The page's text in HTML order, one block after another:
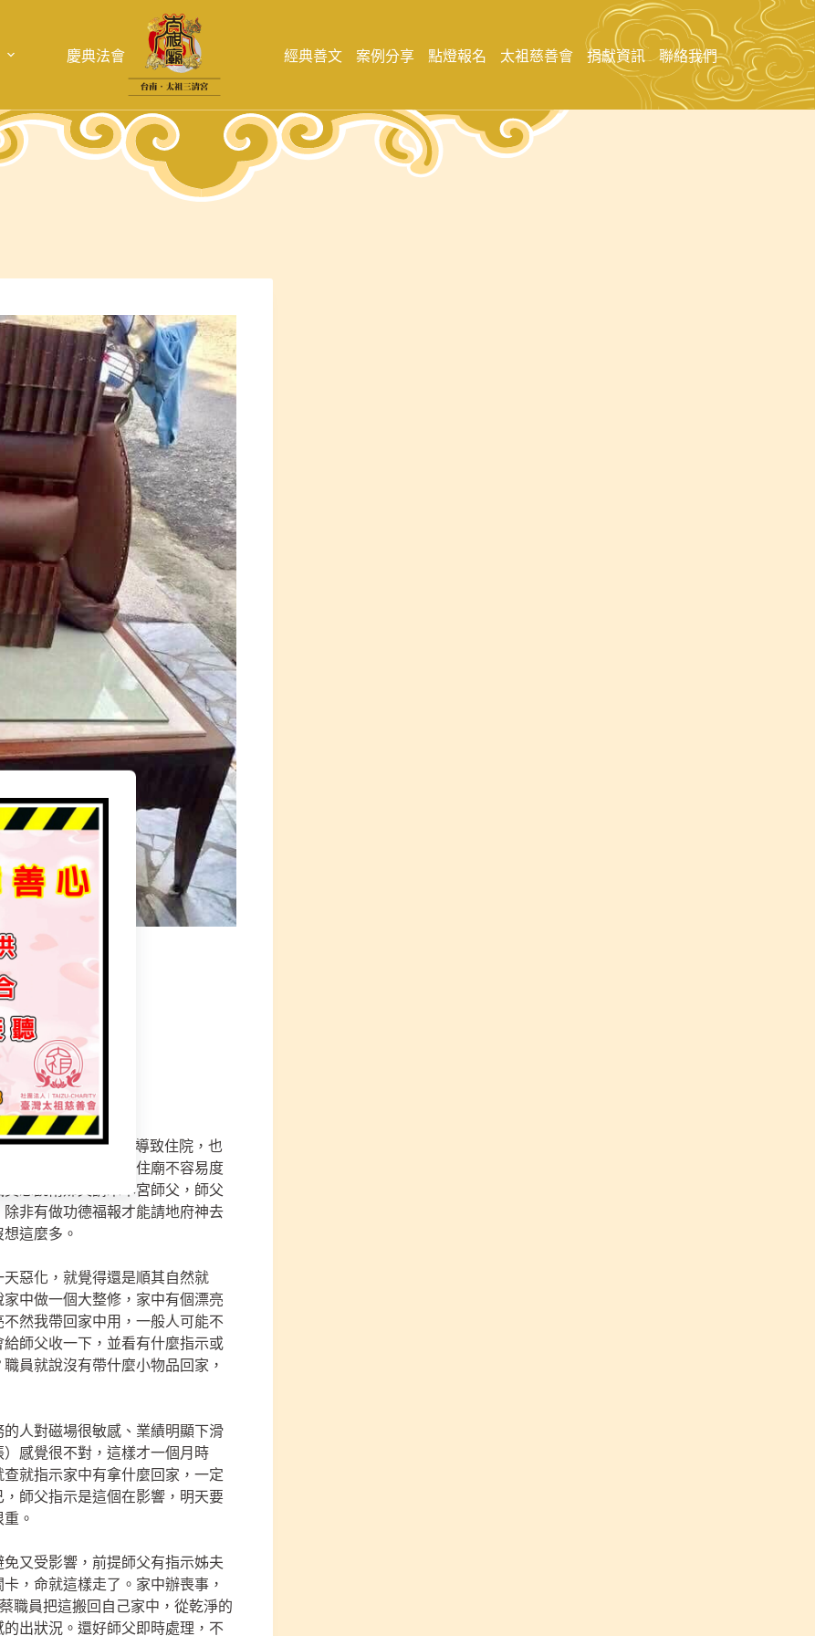
慶典法會 經典善文 案例分享 點燈報名 太袓慈善會 捐獻資訊 聯絡我們
病因)越來越嚴重，導致住院，也
卡，也是聽指示去住廟不容易度
想說幫姊夫請示本宮師父，師父
非有做功德福報才能請地府神去
這麼多。
惡化，就覺得還是順其自然就
中做一個大整修，家中有個漂亮
然我帶回家中用，一般人可能不
師父收一下，並看有什麼指示或
員就說沒有帶什麼小物品回家，
人對磁場很敏感、業績明顯下滑
）感覺很不對，這樣才一個月時
就指示家中有拿什麼回家，一定
師父指示是這個在影響，明天要
。
又受影響，前提師父有指示姊夫
，命就這樣走了。家中辦喪事，
職員把這搬回自己家中，從乾淨的
出狀況。還好師父即時處理，不